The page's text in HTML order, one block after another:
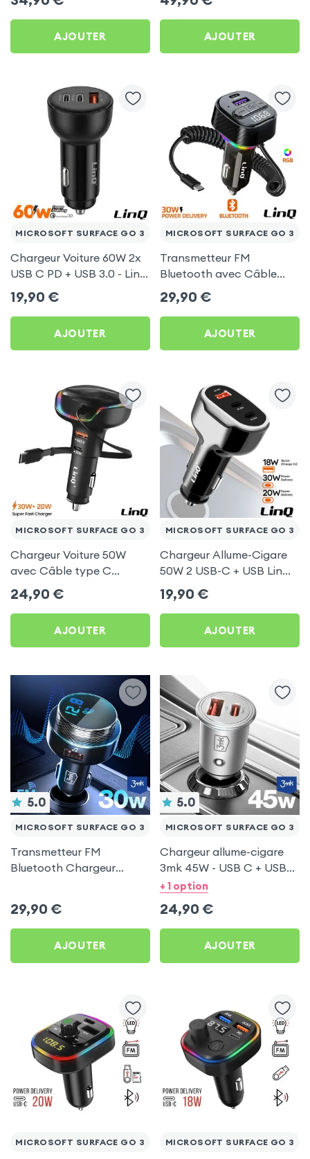
C, Kit Main Libre
Multifonction - 4smarts
AJOUTER
Câble USB-C 1m - Noi
pour Microsoft Surface
AJOUTER
MICROSOFT SURFACE GO 3
Chargeur Voiture 60W 2x
USB C PD + USB 3.0 - LinQ
pour Microsoft Surface
Go 3
19,90 €
AJOUTER
MICROSOFT SURFACE GO 3
Transmetteur FM
Bluetooth avec Câble
USB C - LinQ pour
Microsoft Surface Go 3
29,90 €
AJOUTER
MICROSOFT SURFACE GO 3
Chargeur Voiture 50W
avec Câble type C
rétractable LinQ pour
Microsoft Surface Go 3
24,90 €
AJOUTER
MICROSOFT SURFACE GO 3
Chargeur Allume-Cigare
50W 2 USB-C + USB LinQ
Noir pour Microsoft
Surface Go 3
19,90 €
AJOUTER
5.0
MICROSOFT SURFACE GO 3
Transmetteur FM
Bluetooth Chargeur
Surface Go 3
29,90 €
AJOUTER
5.0
MICROSOFT SURFACE GO 3
Chargeur allume-cigare
3mk 45W - USB C + USB
pour Microsoft Surface
+ 1 option
24,90 €
AJOUTER
MICROSOFT SURFACE GO 3 MICROSOFT SURFACE GO 3